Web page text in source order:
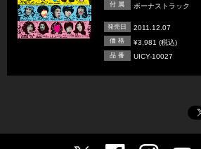
付 属 ボーナストラック
発売日 2011.12.07
価 格 ¥3,981 (税込)
品 番 UICY-10027